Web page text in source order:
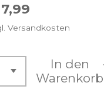
Versandkosten
In den
Warenkorb